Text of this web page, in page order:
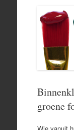
groene
Wie vanuit